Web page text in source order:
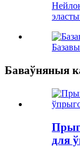
Баваўняныя
для